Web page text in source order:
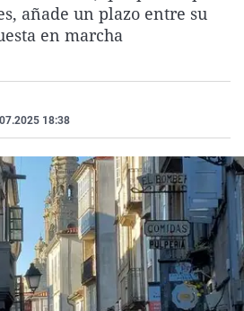
La rosa de los vientos
Gente viajera
Como el perro y el
Caso
Retornados
Equipo de
Extremadura
Galicia
La Rioja
País Vasco
Virales
Televisión
Elecciones
añade un plazo entre su
en marcha
18:38